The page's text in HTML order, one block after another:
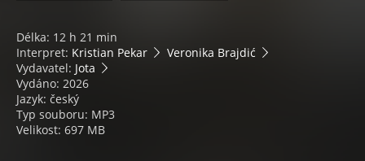
Délka: 12 h 21 min
Interpret: Kristian Pekar
Veronika Brajdić
Vydavatel: Jota
Vydáno: 2026
Jazyk: český
Typ souboru: MP3
Velikost: 697 MB